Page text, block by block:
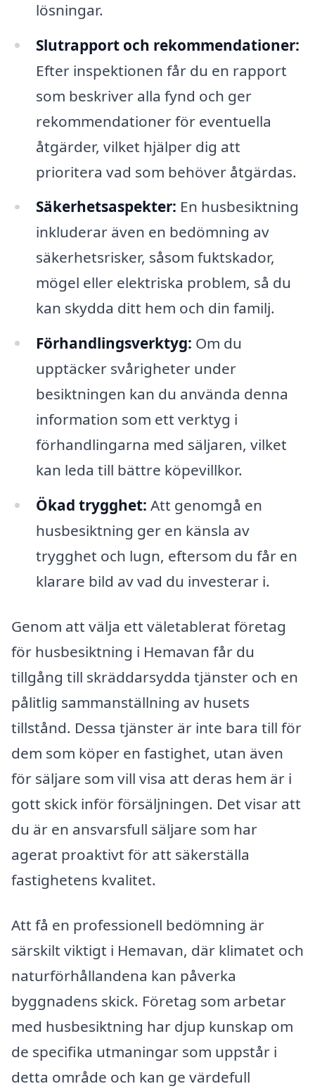
lösningar.
Slutrapport och rekommendationer:
Efter inspektionen får du en rapport
som beskriver alla fynd och ger
rekommendationer för eventuella
åtgärder, vilket hjälper dig att
prioritera vad som behöver åtgärdas.
Säkerhetsaspekter: En husbesiktning
inkluderar även en bedömning av
säkerhetsrisker, såsom fuktskador,
mögel eller elektriska problem, så du
kan skydda ditt hem och din familj.
Förhandlingsverktyg: Om du
upptäcker svårigheter under
besiktningen kan du använda denna
information som ett verktyg i
förhandlingarna med säljaren, vilket
kan leda till bättre köpevillkor.
Ökad trygghet: Att genomgå en
husbesiktning ger en känsla av
trygghet och lugn, eftersom du får en
klarare bild av vad du investerar i.
Genom att välja ett väletablerat företag
för husbesiktning i Hemavan får du
tillgång till skräddarsydda tjänster och en
pålitlig sammanställning av husets
tillstånd. Dessa tjänster är inte bara till för
dem som köper en fastighet, utan även
för säljare som vill visa att deras hem är i
gott skick inför försäljningen. Det visar att
du är en ansvarsfull säljare som har
agerat proaktivt för att säkerställa
fastighetens kvalitet.
Att få en professionell bedömning är
särskilt viktigt i Hemavan, där klimatet och
naturförhållandena kan påverka
byggnadens skick. Företag som arbetar
med husbesiktning har djup kunskap om
de specifika utmaningar som uppstår i
detta område och kan ge värdefull